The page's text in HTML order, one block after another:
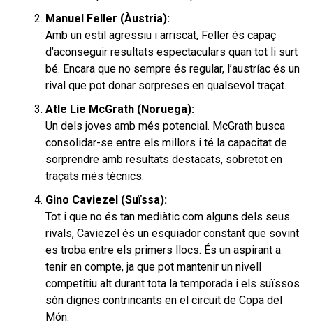
Manuel Feller (Àustria):
Amb un estil agressiu i arriscat, Feller és capaç
d’aconseguir resultats espectaculars quan tot li surt
bé. Encara que no sempre és regular, l’austríac és un
rival que pot donar sorpreses en qualsevol traçat.
Atle Lie McGrath (Noruega):
Un dels joves amb més potencial. McGrath busca
consolidar-se entre els millors i té la capacitat de
sorprendre amb resultats destacats, sobretot en
traçats més tècnics.
Gino Caviezel (Suïssa):
Tot i que no és tan mediàtic com alguns dels seus
rivals, Caviezel és un esquiador constant que sovint
es troba entre els primers llocs. És un aspirant a
tenir en compte, ja que pot mantenir un nivell
competitiu alt durant tota la temporada i els suïssos
són dignes contrincants en el circuit de Copa del
Món.